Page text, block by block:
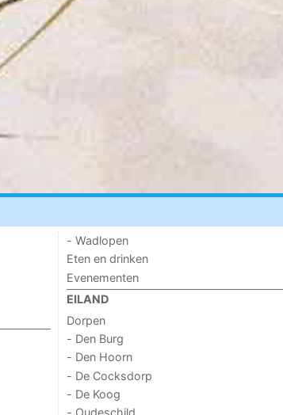
- Wadlopen
Eten en drinken
Evenementen
EILAND
Dorpen
- Den Burg
- Den Hoorn
- De Cocksdorp
- De Koog